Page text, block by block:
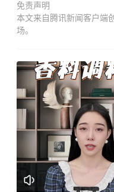
免责声明
本文来自腾讯新闻客户端
场。